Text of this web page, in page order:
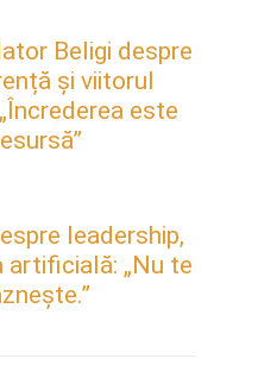
Beligi despre
și viitorul
este
leadership,
„Nu te